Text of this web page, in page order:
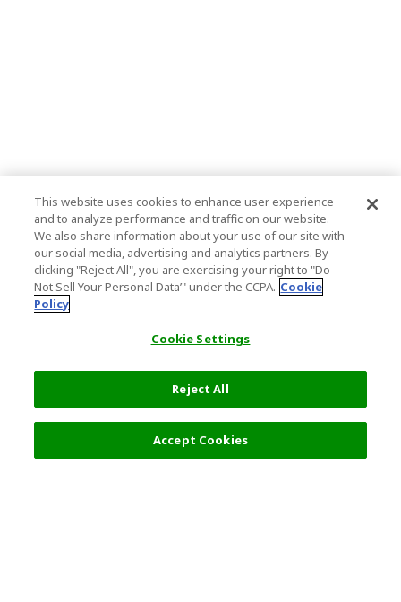
This website uses cookies to enhance user experience
and to analyze performance and traffic on our website.
We also share information about your use of our site with
our social media, advertising and analytics partners. By
clicking "Reject All", you are exercising your right to "Do
Not Sell Your Personal Data’" under the CCPA. Cookie
Policy
Cookie Settings
Reject All
Accept Cookies